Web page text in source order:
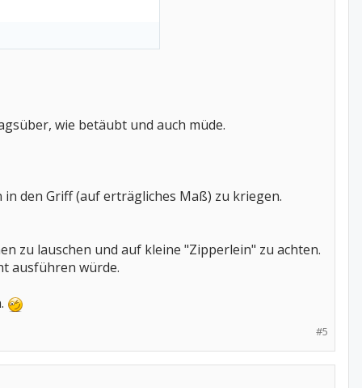
wie betäubt und auch müde.
in den Griff (auf erträgliches Maß) zu kriegen.
zu lauschen und auf kleine "Zipperlein" zu achten.
ausführen würde.
#5